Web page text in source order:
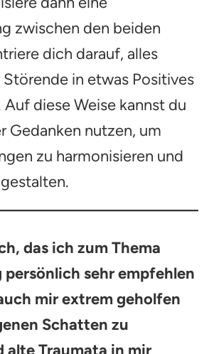
zwischen den beiden
dich darauf, alles
in etwas Positives
diese Weise kannst du
Gedanken nutzen, um
zu harmonisieren und
das ich zum Thema
sehr empfehlen
mir extrem geholfen
Schatten zu
alte Traumata in mir